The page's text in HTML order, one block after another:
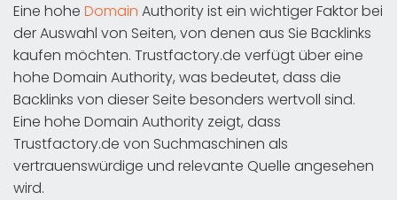
Eine hohe Domain Authority ist ein wichtiger Faktor bei
der Auswahl von Seiten, von denen aus Sie Backlinks
kaufen möchten. Trustfactory.de verfügt über eine
hohe Domain Authority, was bedeutet, dass die
Backlinks von dieser Seite besonders wertvoll sind.
Eine hohe Domain Authority zeigt, dass
Trustfactory.de von Suchmaschinen als
vertrauenswürdige und relevante Quelle angesehen
wird.